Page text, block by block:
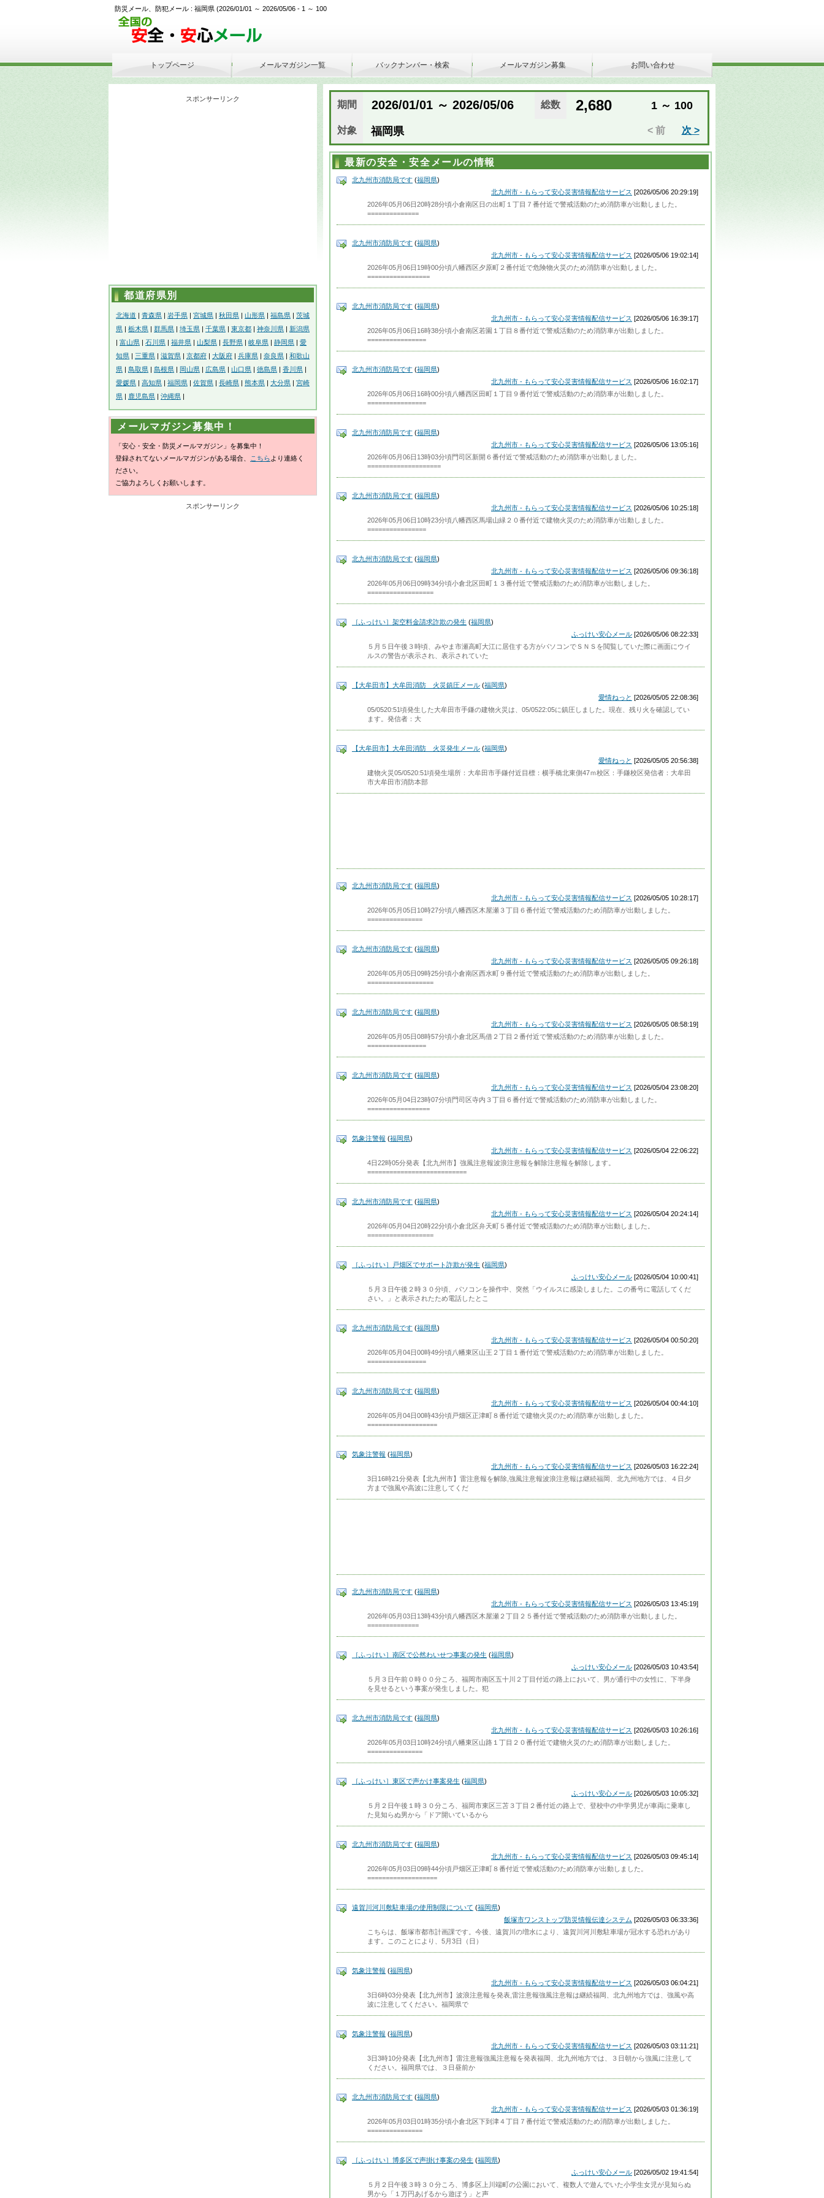
防災メール、防犯メール : 福岡県 (2026/01/01 ～ 2026/05/06 - 1 ～ 100
期間 2026/01/01 ～ 2026/05/06 総数 2,680 1 ～ 100
対象 福岡県 < 前 次 >
最新の安全・安全メールの情報
北九州市消防局です (福岡県)
北九州市 - もらって安心災害情報配信サービス [2026/05/06 20:29:19]
2026年05月06日20時28分頃小倉南区日の出町１丁目７番付近で警戒活動のため消防車が出動しました。
==============
北九州市消防局です (福岡県)
北九州市 - もらって安心災害情報配信サービス [2026/05/06 19:02:14]
2026年05月06日19時00分頃八幡西区夕原町２番付近で危険物火災のため消防車が出動しました。
=================
北九州市消防局です (福岡県)
北九州市 - もらって安心災害情報配信サービス [2026/05/06 16:39:17]
2026年05月06日16時38分頃小倉南区若園１丁目８番付近で警戒活動のため消防車が出動しました。
================
北九州市消防局です (福岡県)
北九州市 - もらって安心災害情報配信サービス [2026/05/06 16:02:17]
2026年05月06日16時00分頃八幡西区田町１丁目９番付近で警戒活動のため消防車が出動しました。
================
北九州市消防局です (福岡県)
北九州市 - もらって安心災害情報配信サービス [2026/05/06 13:05:16]
2026年05月06日13時03分頃門司区新開６番付近で警戒活動のため消防車が出動しました。
====================
北九州市消防局です (福岡県)
北九州市 - もらって安心災害情報配信サービス [2026/05/06 10:25:18]
2026年05月06日10時23分頃八幡西区馬場山緑２０番付近で建物火災のため消防車が出動しました。
================
北九州市消防局です (福岡県)
北九州市 - もらって安心災害情報配信サービス [2026/05/06 09:36:18]
2026年05月06日09時34分頃小倉北区田町１３番付近で警戒活動のため消防車が出動しました。
==================
［ふっけい］架空料金請求詐欺の発生 (福岡県)
ふっけい安心メール [2026/05/06 08:22:33]
５月５日午後３時頃、みやま市瀬高町大江に居住する方がパソコンでＳＮＳを閲覧していた際に画面にウイ
ルスの警告が表示され、表示されていた
【大牟田市】大牟田消防 火災鎮圧メール (福岡県)
愛情ねっと [2026/05/05 22:08:36]
05/0520:51頃発生した大牟田市手鎌の建物火災は、05/0522:05に鎮圧しました。現在、残り火を確認してい
ます。発信者：大
【大牟田市】大牟田消防 火災発生メール (福岡県)
愛情ねっと [2026/05/05 20:56:38]
建物火災05/0520:51頃発生場所：大牟田市手鎌付近目標：横手橋北東側47ｍ校区：手鎌校区発信者：大牟田
市大牟田市消防本部
北九州市消防局です (福岡県)
北九州市 - もらって安心災害情報配信サービス [2026/05/05 10:28:17]
2026年05月05日10時27分頃八幡西区木屋瀬３丁目６番付近で警戒活動のため消防車が出動しました。
===============
北九州市消防局です (福岡県)
北九州市 - もらって安心災害情報配信サービス [2026/05/05 09:26:18]
2026年05月05日09時25分頃小倉南区西水町９番付近で警戒活動のため消防車が出動しました。
==================
北九州市消防局です (福岡県)
北九州市 - もらって安心災害情報配信サービス [2026/05/05 08:58:19]
2026年05月05日08時57分頃小倉北区馬借２丁目２番付近で警戒活動のため消防車が出動しました。
================
北九州市消防局です (福岡県)
北九州市 - もらって安心災害情報配信サービス [2026/05/04 23:08:20]
2026年05月04日23時07分頃門司区寺内３丁目６番付近で警戒活動のため消防車が出動しました。
=================
気象注警報 (福岡県)
北九州市 - もらって安心災害情報配信サービス [2026/05/04 22:06:22]
4日22時05分発表【北九州市】強風注意報波浪注意報を解除注意報を解除します。
===========================
北九州市消防局です (福岡県)
北九州市 - もらって安心災害情報配信サービス [2026/05/04 20:24:14]
2026年05月04日20時22分頃小倉北区弁天町５番付近で警戒活動のため消防車が出動しました。
==================
［ふっけい］戸畑区でサポート詐欺が発生 (福岡県)
ふっけい安心メール [2026/05/04 10:00:41]
５月３日午後２時３０分頃、パソコンを操作中、突然「ウイルスに感染しました。この番号に電話してくだ
さい。」と表示されたため電話したとこ
北九州市消防局です (福岡県)
北九州市 - もらって安心災害情報配信サービス [2026/05/04 00:50:20]
2026年05月04日00時49分頃八幡東区山王２丁目１番付近で警戒活動のため消防車が出動しました。
================
北九州市消防局です (福岡県)
北九州市 - もらって安心災害情報配信サービス [2026/05/04 00:44:10]
2026年05月04日00時43分頃戸畑区正津町８番付近で建物火災のため消防車が出動しました。
===================
気象注警報 (福岡県)
北九州市 - もらって安心災害情報配信サービス [2026/05/03 16:22:24]
3日16時21分発表【北九州市】雷注意報を解除,強風注意報波浪注意報は継続福岡、北九州地方では、４日夕
方まで強風や高波に注意してくだ
北九州市消防局です (福岡県)
北九州市 - もらって安心災害情報配信サービス [2026/05/03 13:45:19]
2026年05月03日13時43分頃八幡西区木屋瀬２丁目２５番付近で警戒活動のため消防車が出動しました。
==============
［ふっけい］南区で公然わいせつ事案の発生 (福岡県)
ふっけい安心メール [2026/05/03 10:43:54]
５月３日午前０時００分ころ、福岡市南区五十川２丁目付近の路上において、男が通行中の女性に、下半身
を見せるという事案が発生しました。犯
北九州市消防局です (福岡県)
北九州市 - もらって安心災害情報配信サービス [2026/05/03 10:26:16]
2026年05月03日10時24分頃八幡東区山路１丁目２０番付近で建物火災のため消防車が出動しました。
===============
［ふっけい］東区で声かけ事案発生 (福岡県)
ふっけい安心メール [2026/05/03 10:05:32]
５月２日午後１時３０分ころ、福岡市東区三苫３丁目２番付近の路上で、登校中の中学男児が車両に乗車し
た見知らぬ男から「ドア開いているから
北九州市消防局です (福岡県)
北九州市 - もらって安心災害情報配信サービス [2026/05/03 09:45:14]
2026年05月03日09時44分頃戸畑区正津町８番付近で警戒活動のため消防車が出動しました。
===================
遠賀川河川敷駐車場の使用制限について (福岡県)
飯塚市ワンストップ防災情報伝達システム [2026/05/03 06:33:36]
こちらは、飯塚市都市計画課です。今後、遠賀川の増水により、遠賀川河川敷駐車場が冠水する恐れがあり
ます。このことにより、5月3日（日）
気象注警報 (福岡県)
北九州市 - もらって安心災害情報配信サービス [2026/05/03 06:04:21]
3日6時03分発表【北九州市】波浪注意報を発表,雷注意報強風注意報は継続福岡、北九州地方では、強風や高
波に注意してください。福岡県で
気象注警報 (福岡県)
北九州市 - もらって安心災害情報配信サービス [2026/05/03 03:11:21]
3日3時10分発表【北九州市】雷注意報強風注意報を発表福岡、北九州地方では、３日朝から強風に注意して
ください。福岡県では、３日昼前か
北九州市消防局です (福岡県)
北九州市 - もらって安心災害情報配信サービス [2026/05/03 01:36:19]
2026年05月03日01時35分頃小倉北区下到津４丁目７番付近で警戒活動のため消防車が出動しました。
===============
［ふっけい］博多区で声掛け事案の発生 (福岡県)
ふっけい安心メール [2026/05/02 19:41:54]
５月２日午後３時３０分ころ、博多区上川端町の公園において、複数人で遊んでいた小学生女児が見知らぬ
男から「１万円あげるから遊ぼう」と声
トップページ メールマガジン一覧 バックナンバー・検索 メールマガジン募集 お問い合わせ
スポンサーリンク
都道府県別
北海道 青森県 岩手県 宮城県 秋田県 山形県 福島県
茨城
県
栃木県 群馬県 埼玉県 千葉県 東京都 神奈川県
新潟県
富山県 石川県 福井県 山梨県 長野県 岐阜県 静岡県
愛
知県
三重県 滋賀県 京都府 大阪府 兵庫県 奈良県
和歌山
県
鳥取県 島根県 岡山県 広島県 山口県 徳島県 香川県
愛媛県
高知県 福岡県 佐賀県 長崎県 熊本県 大分県
宮崎
県
鹿児島県 沖縄県
メールマガジン募集中！
「安心・安全・防災メールマガジン」を募集中！
登録されてないメールマガジンがある場合、
こちら より連絡く
ださい。
ご協力よろしくお願いします。
スポンサーリンク